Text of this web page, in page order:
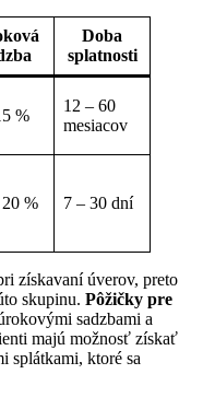
Doba
splatnosti
%
12 – 60
mesiacov
% 7 – 30 dní
získavaní úverov, preto
skupinu. Pôžičky pre
sadzbami a
majú možnosť získať
splátkami, ktoré sa